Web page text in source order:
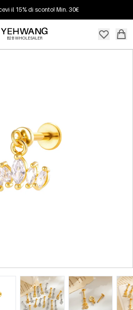
il 15% di sconto! Min. 30€
B2B WHOLESALER